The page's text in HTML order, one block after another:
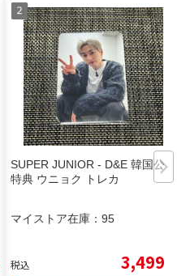
SUPER JUNIOR - D&E 韓国公式
特典 ウニョク トレカ
マイストア在庫： 95
税込 3,499